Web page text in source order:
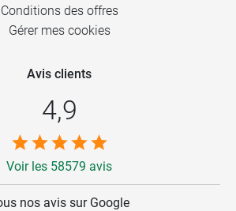
Conditions des offres
Gérer mes cookies
Avis clients
4,9
Voir les 58579 avis
nos avis sur Google